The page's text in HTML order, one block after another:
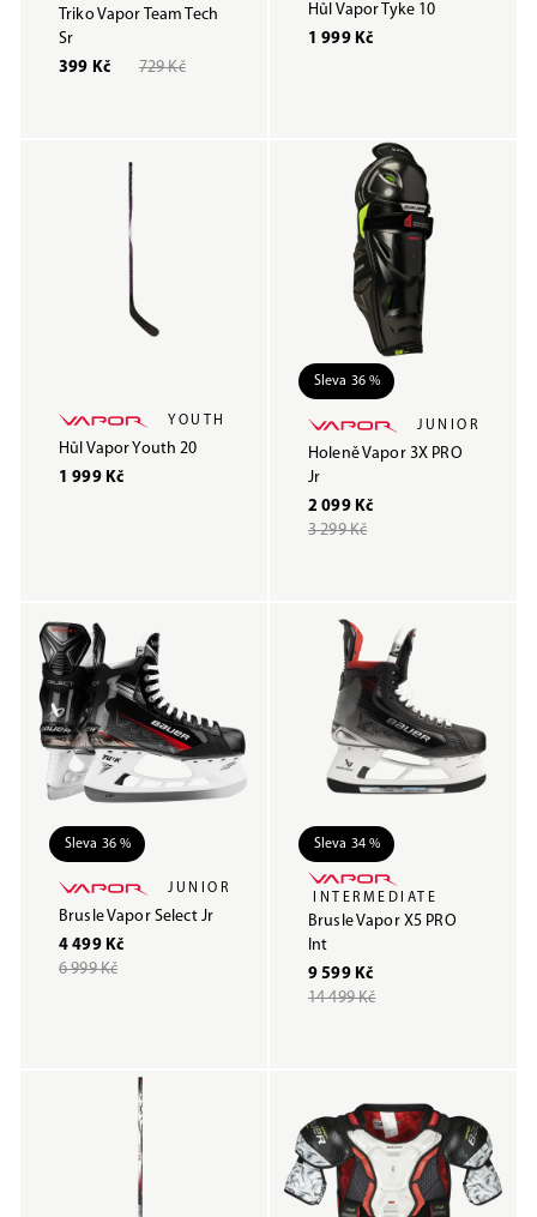
Triko Vapor Team Tech
Sr
399 Kč
729 Kč
Hůl Vapor Tyke 10
1 999 Kč
YOUTH
Hůl Vapor Youth 20
1 999 Kč
Sleva 36 %
JUNIOR
Holeně Vapor 3X PRO
Jr
2 099 Kč
3 299 Kč
Sleva 36 %
JUNIOR
Brusle Vapor Select Jr
4 499 Kč
6 999 Kč
Sleva 34 %
INTERMEDIATE
Brusle Vapor X5 PRO
Int
9 599 Kč
14 499 Kč